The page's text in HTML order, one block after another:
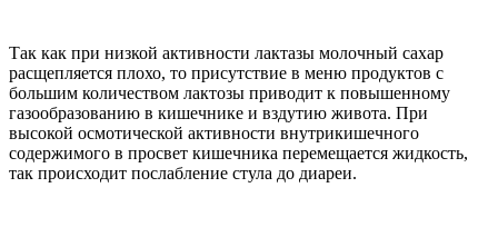
Так как при низкой активности лактазы молочный сахар
расщепляется плохо, то присутствие в меню продуктов с
большим количеством лактозы приводит к повышенному
газообразованию в кишечнике и вздутию живота. При
высокой осмотической активности внутрикишечного
содержимого в просвет кишечника перемещается жидкость,
так происходит послабление стула до диареи.